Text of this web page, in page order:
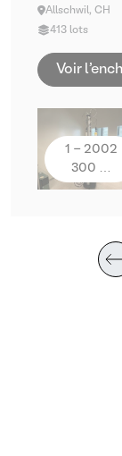
Allschwil, CH
413 lots
Voir
1 - 2002
300 …